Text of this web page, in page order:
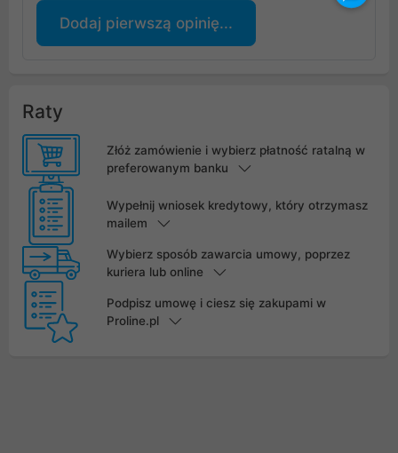
Dodaj pierwszą opinię...
Raty
Złóż zamówienie i wybierz płatność ratalną w
preferowanym banku
Wypełnij wniosek kredytowy, który otrzymasz
mailem
Wybierz sposób zawarcia umowy, poprzez
kuriera lub online
Podpisz umowę i ciesz się zakupami w
Proline.pl